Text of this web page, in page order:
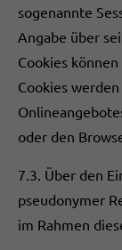
sogenannte
Angabe über
Cookies
Cookies
oder den
7.3. Über den
pseudonymer
im Rahmen